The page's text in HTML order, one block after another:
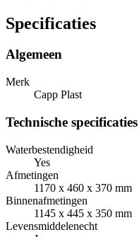
Specificaties
Algemeen
Merk
Capp Plast
Technische specificaties
Waterbestendigheid
Yes
Afmetingen
1170 x 460 x 370 mm
Binnenafmetingen
1145 x 445 x 350 mm
Levensmiddelenecht